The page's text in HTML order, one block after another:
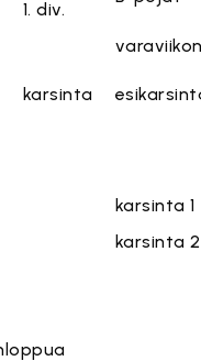
1. div.
karsinta
karsinta 1
karsinta 2